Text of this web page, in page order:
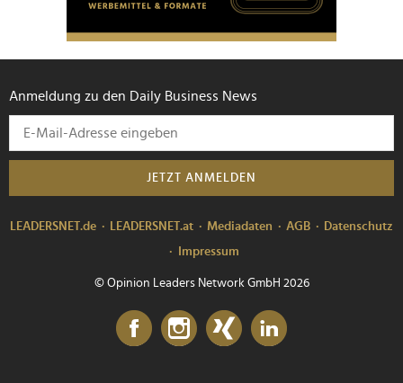
Anmeldung zu den Daily Business News
JETZT ANMELDEN
LEADERSNET.de LEADERSNET.at Mediadaten AGB
Datenschutz
Impressum
© Opinion Leaders Network GmbH 2026